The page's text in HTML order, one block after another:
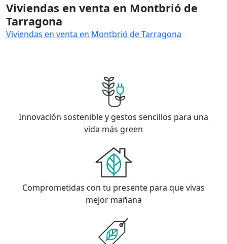
Viviendas en venta en Montbrió de
Tarragona
Viviendas en venta en Montbrió de Tarragona
Innovación sostenible y gestos sencillos para una
vida más green
Comprometidas con tu presente para que vivas
mejor mañana